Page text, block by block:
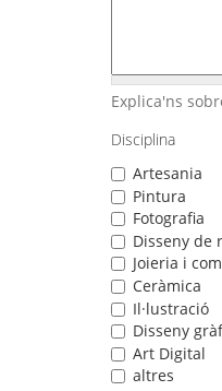
Explica'ns
Disciplina
Artesania
Pintura
Fotografia
Disseny de
Joieria i
Ceràmica
Il·lustració
Disseny
Art Digital
altres